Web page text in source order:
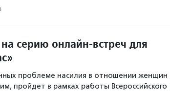
серию онлайн-встреч для
проблеме насилия в отношении женщин
пройдет в рамках работы Всероссийского